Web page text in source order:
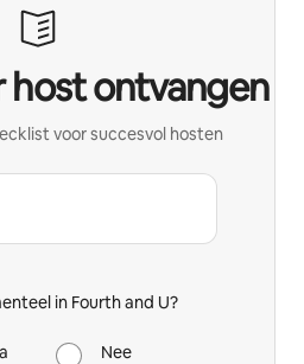
host ontvangen
voor succesvol hosten
in Fourth and U?
Nee